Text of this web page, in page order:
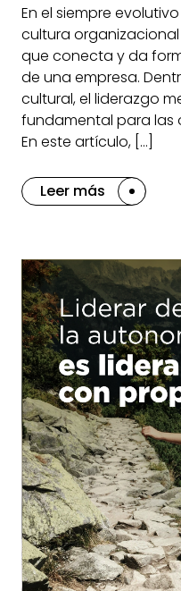
En el siempre
cultura
que conecta y da
de una empresa.
cultural, el liderazgo
fundamental para las
En este artículo, […]
Leer más